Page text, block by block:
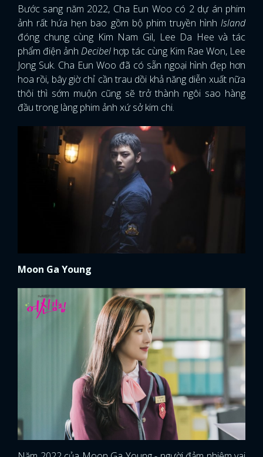
Bước sang năm 2022, Cha Eun Woo có 2 dự án phim
ảnh rất hứa hẹn bao gồm bộ phim truyền hình Island
đóng chung cùng Kim Nam Gil, Lee Da Hee và tác
phẩm điện ảnhDecibel hợp tác cùng Kim Rae Won, Lee
Jong Suk. Cha Eun Woo đã có sẵn ngoại hình đẹp hơn
hoa rồi, bây giờ chỉ cần trau dồi khả năng diễn xuất nữa
thôi thì sớm muộn cũng sẽ trở thành ngôi sao hàng
đầu trong làng phim ảnh xứ sở kim chi.
Moon Ga Young